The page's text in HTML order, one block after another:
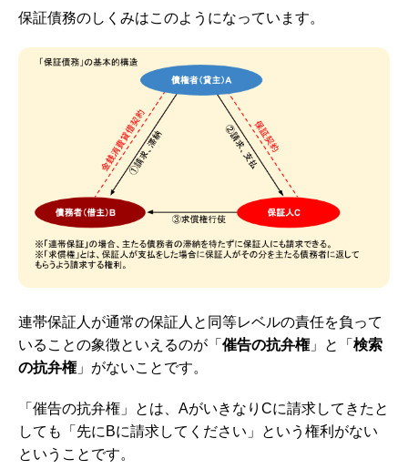
保証債務のしくみはこのようになっています。
連帯保証人が通常の保証人と同等レベルの責任を負って
いることの象徴といえるのが「 催告の抗弁権」と「 検索
の抗弁権」がないことです。
「催告の抗弁権」とは、AがいきなりCに請求してきたと
しても「先にBに請求してください」という権利がない
ということです。